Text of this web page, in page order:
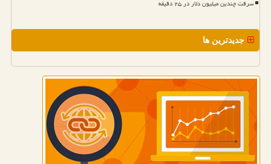
سرقت چندین میلیون دلار در ۲۵ دقیقه
جدیدترین ها